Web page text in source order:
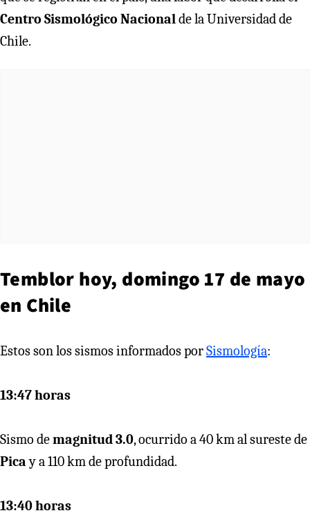
Centro Sismológico Nacionalde la Universidad de
Chile.
Temblor hoy, domingo 17 de mayo
en Chile
Estos son los sismos informados porSismología:
13:47 horas
Sismo demagnitud 3.0, ocurrido a 40 km al sureste de
Picay a 110 km de profundidad.
13:40 horas